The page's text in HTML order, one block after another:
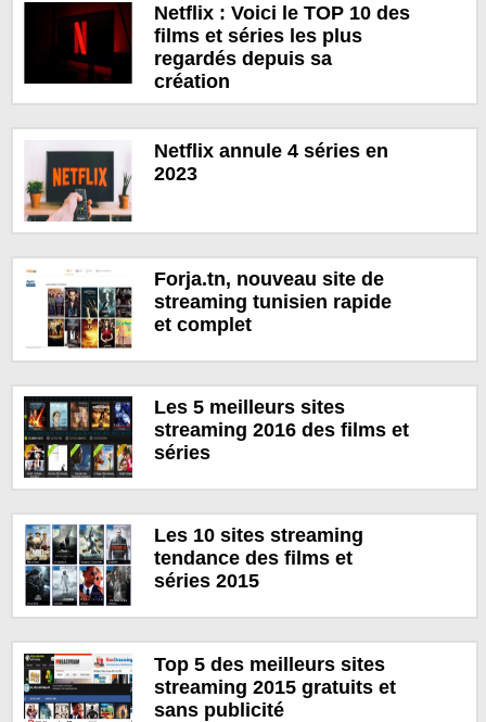
Netflix : Voici le TOP 10 des
films et séries les plus
regardés depuis sa
création
Netflix annule 4 séries en
2023
Forja.tn, nouveau site de
streaming tunisien rapide
et complet
Les 5 meilleurs sites
streaming 2016 des films et
séries
Les 10 sites streaming
tendance des films et
séries 2015
Top 5 des meilleurs sites
streaming 2015 gratuits et
sans publicité